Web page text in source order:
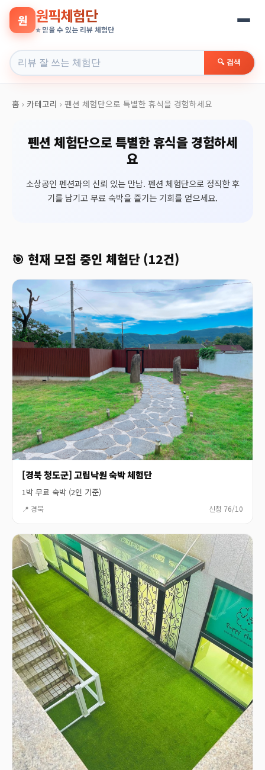
원 원픽체험단
⭐ 믿을 수 있는 리뷰 체험단
🔍 검색
홈 › 카테고리 › 펜션 체험단으로 특별한 휴식을 경험하세요
펜션 체험단으로 특별한 휴식을 경험하세
요
소상공인 펜션과의 신뢰 있는 만남. 펜션 체험단으로 정직한 후
기를 남기고 무료 숙박을 즐기는 기회를 얻으세요.
🎯 현재 모집 중인 체험단 (12건)
[경북 청도군] 고립낙원 숙박 체험단
1박 무료 숙박 (2인 기준)
📍 경북 신청 76/10